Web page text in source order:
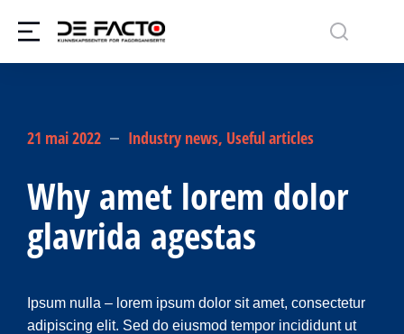
21 mai 2022 Industry news, Useful articles
Why amet lorem dolor
glavrida agestas
Ipsum nulla – lorem ipsum dolor sit amet, consectetur
adipiscing elit. Sed do eiusmod tempor incididunt ut